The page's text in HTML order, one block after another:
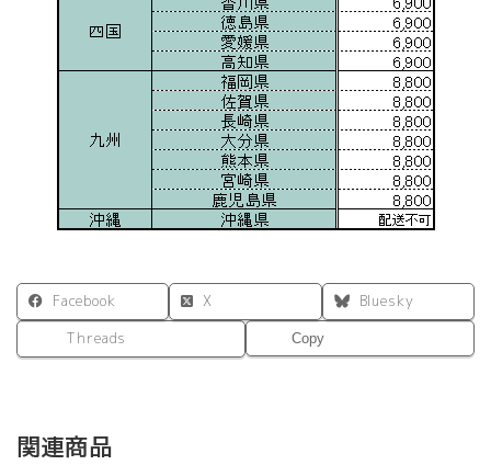
Facebook X
Bluesky
Threads
Copy
関連商品